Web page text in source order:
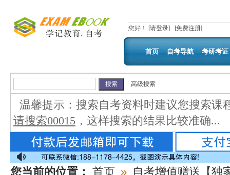
您好 ！ [请登录] [免费注册]
首页 自考导航 考研考证
高级搜索
温馨提示： 搜索自考资料时建议您搜索课
请搜索00015 ，这样搜索的结果比较准确...
您当前的位置： 首页 » 自考增值赠送【独